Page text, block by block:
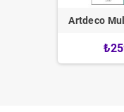
Artdeco